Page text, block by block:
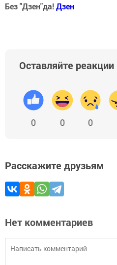
Без "Дзен"да!Дзен
Оставляйте реакции
0 0 0
Расскажите друзьям
Нет комментариев